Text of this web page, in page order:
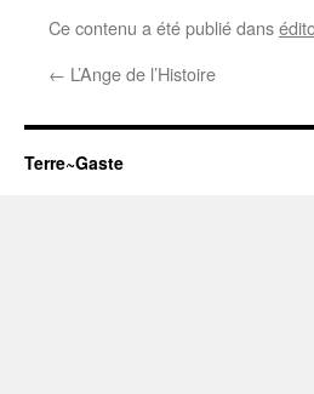
Ce contenu a été publié dans
← L’Ange de l’Histoire
Terre~Gaste